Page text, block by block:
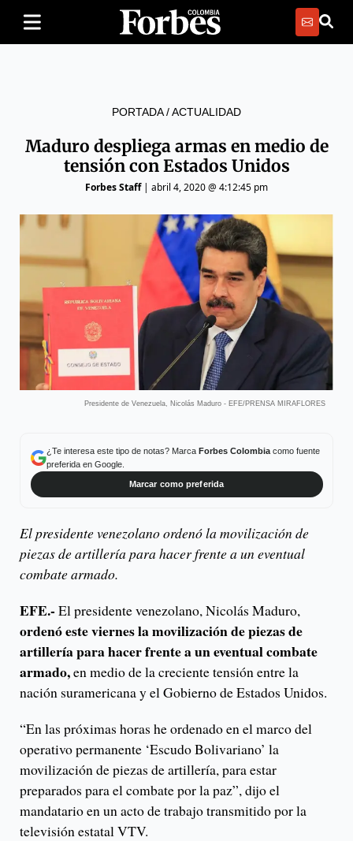
PORTADA/ACTUALIDAD
Maduro despliega armas en medio de
tensión con Estados Unidos
Forbes Staff| abril 4, 2020 @ 4:12:45 pm
Presidente de Venezuela, Nicolás Maduro - EFE/PRENSA MIRAFLORES
¿Te interesa este tipo de notas? Marca Forbes Colombiacomo fuente
preferida en Google.
Marcar como preferida
El presidente venezolano ordenó la movilización de
piezas de artillería para hacer frente a un eventual
combate armado.
EFE.- El presidente venezolano, Nicolás Maduro,
ordenó este viernes la movilización de piezas de
artillería para hacer frente a un eventual combate
armado,en medio de la creciente tensión entre la
nación suramericana y el Gobierno de Estados Unidos.
“En las próximas horas he ordenado en el marco del
operativo permanente ‘Escudo Bolivariano’ la
movilización de piezas de artillería, para estar
preparados para el combate por la paz”, dijo el
mandatario en un acto de trabajo transmitido por la
televisión estatal VTV.